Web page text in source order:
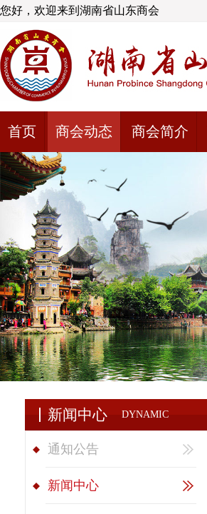
您好，欢迎来到湖南省山东商会
首页 商会动态 商会简介
新闻中心 DYNAMIC
通知公告
新闻中心